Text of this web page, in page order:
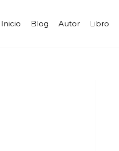
Inicio Blog Autor Libro